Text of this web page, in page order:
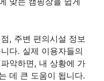
, 주변 편의시설 정보
다. 실제 이용자들의
악하면, 내 상황에 가
데 큰 도움이 됩니다.